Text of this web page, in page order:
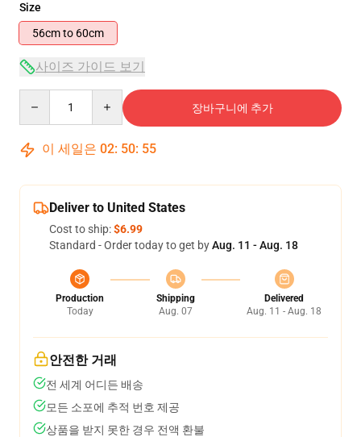
Size
56cm to 60cm
사이즈 가이드 보기
장바구니에 추가
이 세일은 02: 50: 54
Deliver to United States
Cost to ship:$6.99
Standard - Order today to get byAug. 11 - Aug. 18
Production
Today
Shipping
Aug. 07
Delivered
Aug. 11 - Aug. 18
안전한 거래
전 세계 어디든 배송
모든 소포에 추적 번호 제공
상품을 받지 못한 경우 전액 환불